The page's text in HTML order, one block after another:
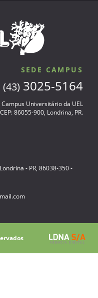
SEDE CAMPUS
(43) 3025-5164
Campus Universitário da UEL
CEP: 86055-900, Londrina, PR.
- PR, 86038-350 -